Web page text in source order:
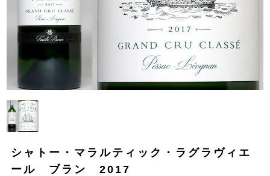
シャトー・マラルティック・ラグラヴィエ
ール ブラン 2017